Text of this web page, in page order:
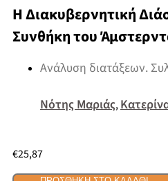
Η Διακυβερνητική
Συνθήκη του
Ανάλυση διατάξεων.
Νότης Μαριάς,
€25,87